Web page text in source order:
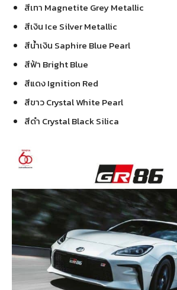
สีเทา Magnetite Grey Metallic
สีเงิน Ice Silver Metallic
สีน้ำเงิน Saphire Blue Pearl
สีฟ้า Bright Blue
สีแดง Ignition Red
สีขาว Crystal White Pearl
สีดำ Crystal Black Silica